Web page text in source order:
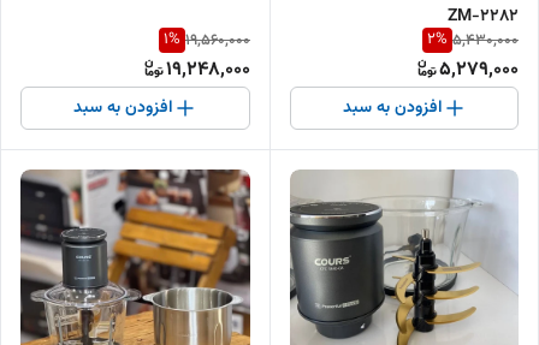
ZM-2282
5,430,000
2%
5,279,000
افزودن به سبد
19,560,000
1%
19,248,000
افزودن به سبد